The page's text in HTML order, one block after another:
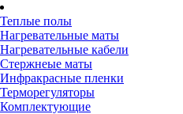
Теплые полы
Нагревательные маты
Нагревательные кабели
Стержнеые маты
Инфракрасные пленки
Терморегуляторы
Комплектующие